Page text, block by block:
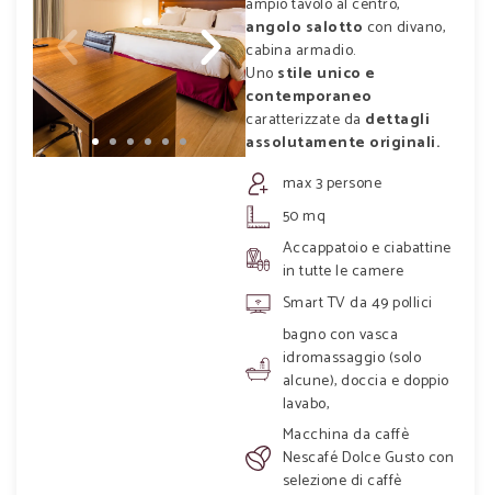
ampio tavolo al centro,
angolo salotto con divano,
cabina armadio.
Uno stile unico e
contemporaneo
caratterizzate da dettagli
assolutamente originali.
max 3 persone
50 mq
Accappatoio e ciabattine
in tutte le camere
Smart TV da 49 pollici
bagno con vasca
idromassaggio (solo
alcune), doccia e doppio
lavabo,
Macchina da caffè
Nescafé Dolce Gusto con
selezione di caffè